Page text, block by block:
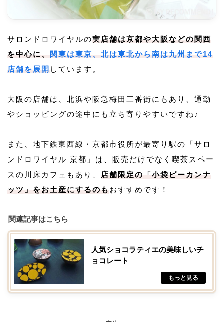
サロンドロワイヤルの実店舗は京都や大阪などの関西
を中心に、
関東は東京、北は東北から南は九州まで14
店舗を展開 しています。
大阪の店舗は、北浜や阪急梅田三番街にもあり、通勤
やショッピングの途中にも立ち寄りやすいですね♪
また、地下鉄東西線・京都市役所が最寄り駅の「サロ
ンドロワイヤル 京都」は、販売だけでなく喫茶スペー
スの川床カフェもあり、
店舗限定の「小袋ピーカンナ
ッツ」をお土産にするのも おすすめです！
関連記事はこちら
人気ショコラティエの美味しいチ
ョコレート